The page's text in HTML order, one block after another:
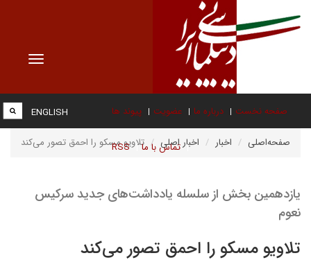
Toggle
صفحه نخست درباره ما عضویت پیوند ها
تماس با ما RSS
ENGLISH
صفحه‌اصلی اخبار اخبار اصلی تلاویو مسکو را احمق تصور می‌کند
یازدهمین بخش از سلسله یادداشت‌های جدید سرکیس
نعوم
تلاویو مسکو را احمق تصور می‌کند